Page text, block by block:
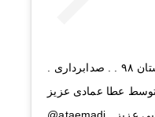
. بداهه نوازی در آواز اصفهان تابستان ۹۸ . . صدابرداری
توسط عطا عمادی عزیز